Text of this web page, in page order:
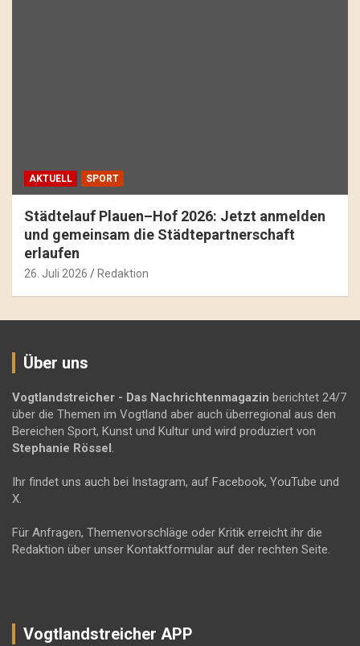
AKTUELL SPORT
Städtelauf Plauen–Hof 2026: Jetzt anmelden
und gemeinsam die Städtepartnerschaft
erlaufen
26. Juli 2026 Redaktion
Über uns
Vogtlandstreicher - Das Nachrichtenmagazin berichtet 24/7
über die Themen im Vogtland aber auch überregional aus den
Bereichen Sport, Kunst und Kultur und wird produziert von
Stephanie Rössel .
Ihr findet uns auch bei Instagram, auf Facebook, YouTube und
X.
Für Anfragen, Themenvorschläge oder Kritik erreicht ihr die
Redaktion über unser Kontaktformular auf der rechten Seite.
Vogtlandstreicher APP